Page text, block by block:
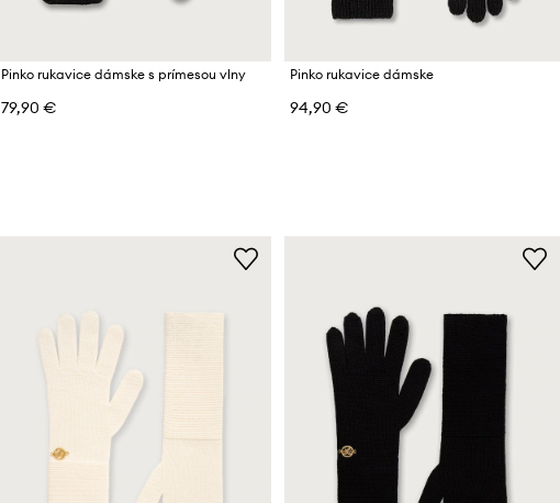
Pinko rukavice dámske s prímesou vlny
79,90 €
Pinko rukavice dámske
94,90 €